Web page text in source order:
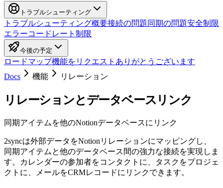
トラブルシューティング
トラブルシューティング概要接続の問題 同期の問題安全制限
エラーコード レート制限
今後の予定
ロードマップ機能をリクエスト ありがとうございます
Docs
機能 リレーション
リレーションとデータベースリンク
同期アイテムを他のNotionデータベースにリンク
2syncは外部データをNotionリレーションにマッピングし、
同期アイテムと他のデータベース間の強力な接続を実現しま
す。カレンダーの参加者をコンタクトに、タスクをプロジェ
クトに、メールをCRMレコードにリンクできます。